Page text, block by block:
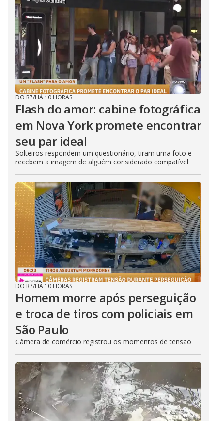
DO R7/HÁ 10 HORAS
Flash do amor: cabine fotográfica
em Nova York promete encontrar
seu par ideal
Solteiros respondem um questionário, tiram uma foto e
recebem a imagem de alguém considerado compatível
DO R7/HÁ 10 HORAS
Homem morre após perseguição
e troca de tiros com policiais em
São Paulo
Câmera de comércio registrou os momentos de tensão